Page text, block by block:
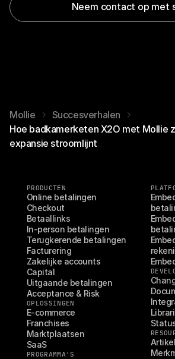
Neem contact op met
Mollie
Succesverhalen
Hoe badkamerketen X2O met Mollie
expansie stroomlijnt
PRODUCTEN
Online betalingen
Checkout
Betaallinks
In-person betalingen
Terugkerende betalingen
Facturering
Zakelijke accounts
Capital
Uitgaande betalingen
Acceptance & Risk
OPLOSSINGEN
E-commerce
Franchises
Marktplaatsen
SaaS
PROGRAMMA'S